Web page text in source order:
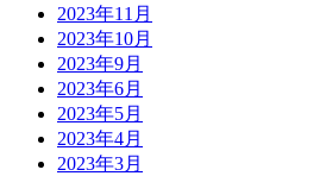
2023年11月
2023年10月
2023年9月
2023年6月
2023年5月
2023年4月
2023年3月